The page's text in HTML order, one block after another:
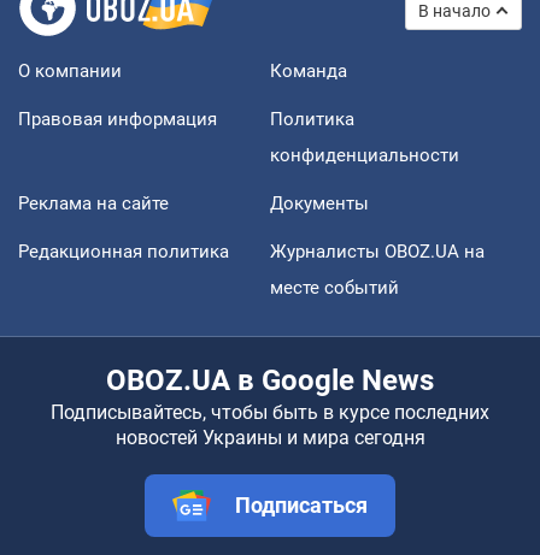
В начало
О компании Команда
Правовая информация
Политика
конфиденциальности
Реклама на сайте Документы
Редакционная политика
Журналисты OBOZ.UA на
месте событий
OBOZ.UA в Google News
Подписывайтесь, чтобы быть в курсе последних
новостей Украины и мира сегодня
Подписаться